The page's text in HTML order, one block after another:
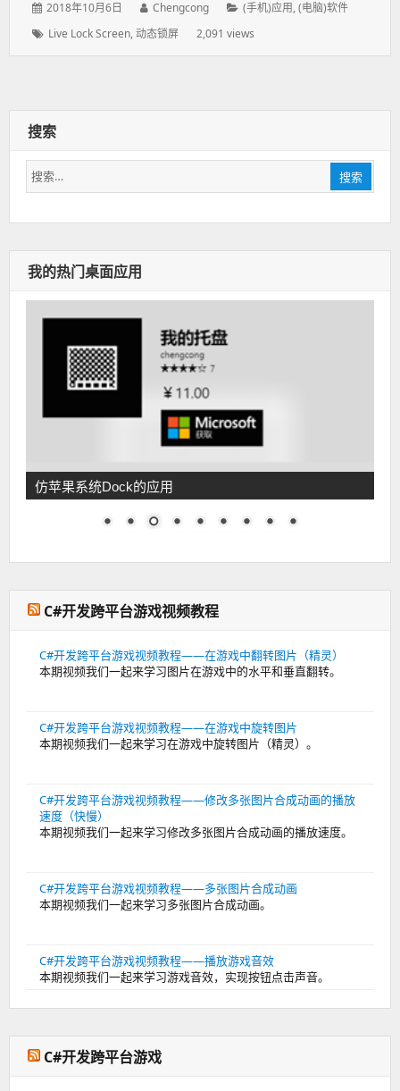
发
于：
2018年10月6日
作
者：
Chengcong
分
(手机)应用,(电脑)软件
标
Live Lock Screen,动态锁屏 2,091 views
搜索
搜
索：
搜索
我的热门桌面应用
仿苹果系统Dock的应用
C#开发跨平台游戏视频教程
C#开发跨平台游戏视频教程——在游戏中翻转图片（精灵）
本期视频我们一起来学习图片在游戏中的水平和垂直翻转。
C#开发跨平台游戏视频教程——在游戏中旋转图片
本期视频我们一起来学习在游戏中旋转图片（精灵）。
C#开发跨平台游戏视频教程——修改多张图片合成动画的播放
速度（快慢）
本期视频我们一起来学习修改多张图片合成动画的播放速度。
C#开发跨平台游戏视频教程——多张图片合成动画
本期视频我们一起来学习多张图片合成动画。
C#开发跨平台游戏视频教程——播放游戏音效
本期视频我们一起来学习游戏音效，实现按钮点击声音。
C#开发跨平台游戏